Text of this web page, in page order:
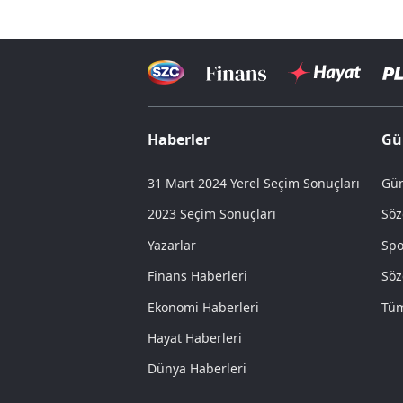
Haberler
31 Mart 2024 Yerel Seçim Sonuçları
2023 Seçim Sonuçları
Yazarlar
Finans Haberleri
Ekonomi Haberleri
Hayat Haberleri
Dünya Haberleri